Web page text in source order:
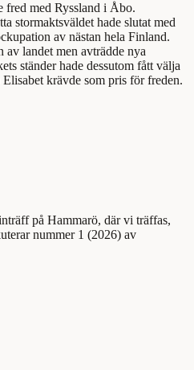
fred med Ryssland i Åbo.
stormaktsväldet hade slutat med
av nästan hela Finland.
av landet men avträdde nya
ständer hade dessutom fått välja
krävde som pris för freden.
på Hammarö, där vi träffas,
nummer 1 (2026) av